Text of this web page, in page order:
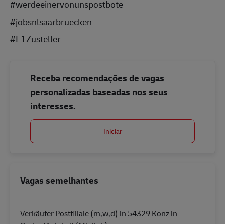
#werdeeinervonunspostbote
#jobsnlsaarbruecken
#F1Zusteller
Receba recomendações de vagas
personalizadas baseadas nos seus
interesses.
Iniciar
Vagas semelhantes
Verkäufer Postfiliale (m,w,d) in 54329 Konz in